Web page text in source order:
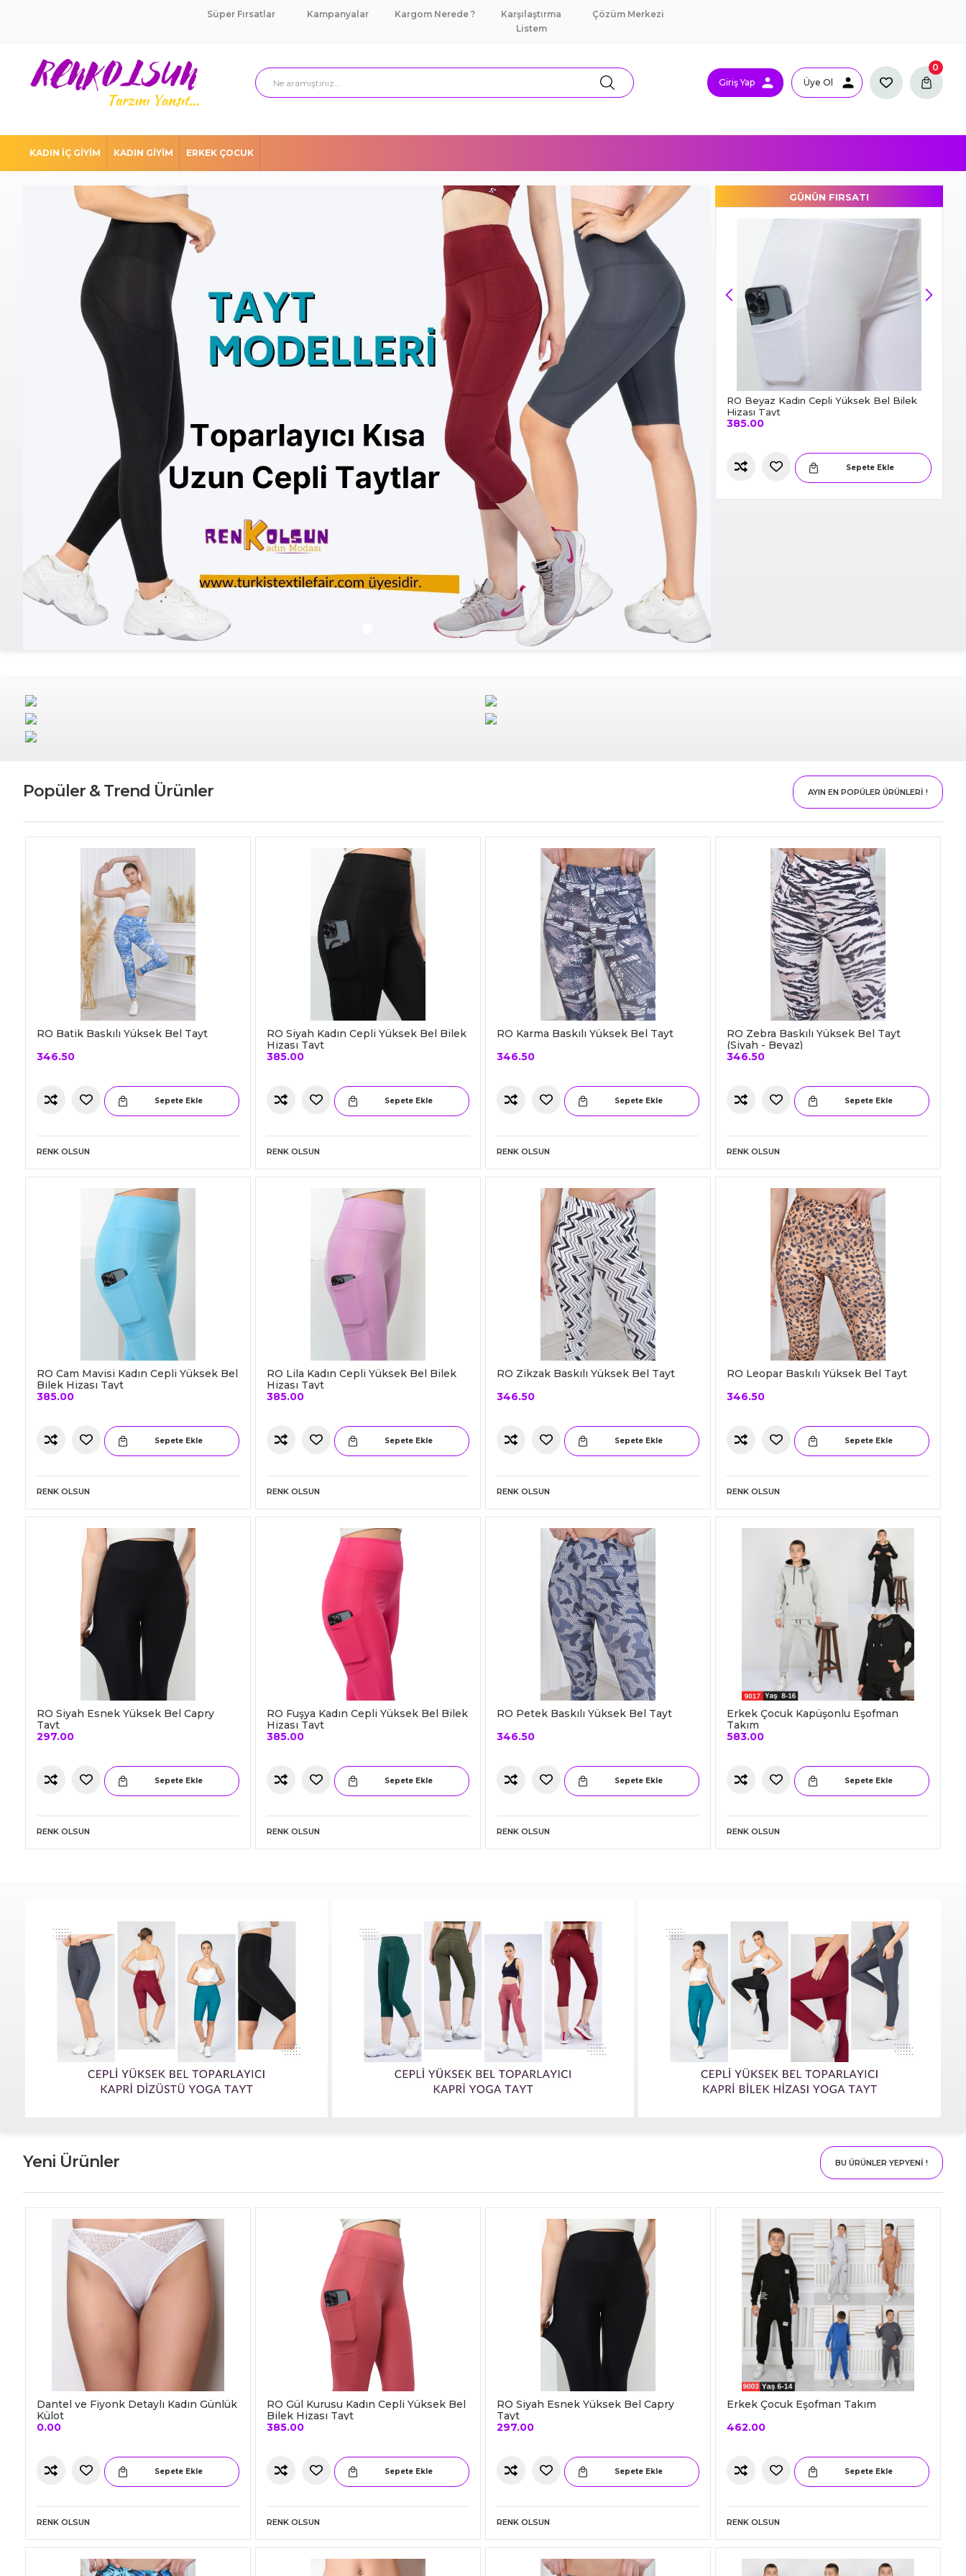
Süper Fırsatlar Kampanyalar Kargom Nerede ?
Karşılaştırma
Listem
Çözüm Merkezi
Giriş Yap Üye Ol
0
KADIN İÇ GİYİM KADIN GİYİM ERKEK ÇOCUK
GÜNÜN FIRSATI
RO Siyah Kadın Cepli Yüksek Bel Bilek
Sepete Ekle
RO Gül Kurusu Kadın Cepli Yüksek Bel
385.00
Sepete Ekle
RO Beyaz Kadın Cepli Yüksek Bel Bilek
Hizası Tayt
385.00
Sepete Ekle
RO Fuşya Kadın Cepli Yüksek Bel Bilek
Hizası Tayt
385.00
Sepete Ekle
Popüler & Trend Ürünler AYIN EN POPÜLER ÜRÜNLERİ !
RO Batik Baskılı Yüksek Bel Tayt
346.50
Sepete Ekle
RENK OLSUN
RO Siyah Kadın Cepli Yüksek Bel Bilek
Hizası Tayt
385.00
Sepete Ekle
RENK OLSUN
RO Karma Baskılı Yüksek Bel Tayt
346.50
Sepete Ekle
RENK OLSUN
RO Zebra Baskılı Yüksek Bel Tayt
(Siyah - Beyaz)
346.50
Sepete Ekle
RENK OLSUN
RO Cam Mavisi Kadın Cepli Yüksek Bel
Bilek Hizası Tayt
385.00
Sepete Ekle
RENK OLSUN
RO Lila Kadın Cepli Yüksek Bel Bilek
Hizası Tayt
385.00
Sepete Ekle
RENK OLSUN
RO Zikzak Baskılı Yüksek Bel Tayt
346.50
Sepete Ekle
RENK OLSUN
RO Leopar Baskılı Yüksek Bel Tayt
346.50
Sepete Ekle
RENK OLSUN
RO Siyah Esnek Yüksek Bel Capry
Tayt
297.00
Sepete Ekle
RENK OLSUN
RO Fuşya Kadın Cepli Yüksek Bel Bilek
Hizası Tayt
385.00
Sepete Ekle
RENK OLSUN
RO Petek Baskılı Yüksek Bel Tayt
346.50
Sepete Ekle
RENK OLSUN
Erkek Çocuk Kapüşonlu Eşofman
Takım
583.00
Sepete Ekle
RENK OLSUN
Yeni Ürünler BU ÜRÜNLER YEPYENİ !
Dantel ve Fiyonk Detaylı Kadın Günlük
Külot
0.00
Sepete Ekle
RENK OLSUN
RO Gül Kurusu Kadın Cepli Yüksek Bel
Bilek Hizası Tayt
385.00
Sepete Ekle
RENK OLSUN
RO Siyah Esnek Yüksek Bel Capry
Tayt
297.00
Sepete Ekle
RENK OLSUN
Erkek Çocuk Eşofman Takım
462.00
Sepete Ekle
RENK OLSUN